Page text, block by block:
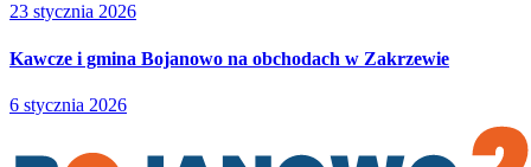
23 stycznia 2026
Kawcze i gmina Bojanowo na obchodach w Zakrzewie
6 stycznia 2026